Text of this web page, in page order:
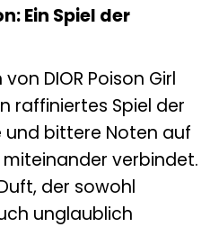
Ein Spiel der
DIOR Poison Girl
raffiniertes Spiel der
und bittere Noten auf
verbindet.
der sowohl
unglaublich